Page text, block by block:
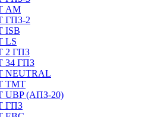
АМ
ГПЗ-2
ISB
LS
2 ГПЗ
34 ГПЗ
NEUTRAL
TMT
UBP (АПЗ-20)
ГПЗ